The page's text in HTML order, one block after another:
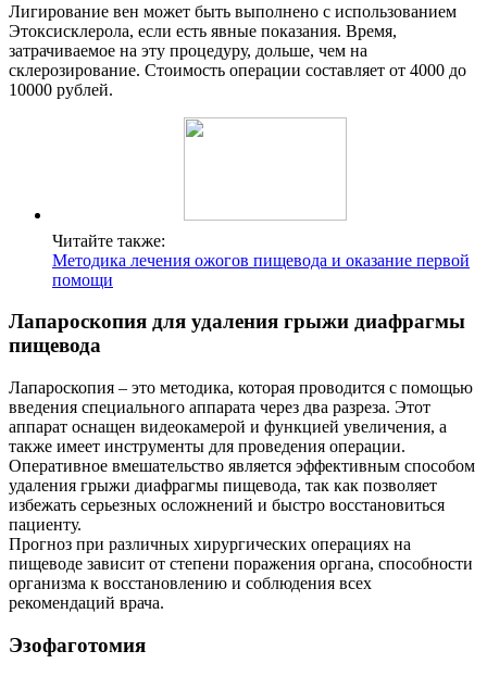
Лигирование вен может быть выполнено с использованием
Этоксисклерола, если есть явные показания. Время,
затрачиваемое на эту процедуру, дольше, чем на
склерозирование. Стоимость операции составляет от 4000 до
10000 рублей.
Читайте также:
Методика лечения ожогов пищевода и оказание первой
помощи
Лапароскопия для удаления грыжи диафрагмы
пищевода
Лапароскопия – это методика, которая проводится с помощью
введения специального аппарата через два разреза. Этот
аппарат оснащен видеокамерой и функцией увеличения, а
также имеет инструменты для проведения операции.
Оперативное вмешательство является эффективным способом
удаления грыжи диафрагмы пищевода, так как позволяет
избежать серьезных осложнений и быстро восстановиться
пациенту.
Прогноз при различных хирургических операциях на
пищеводе зависит от степени поражения органа, способности
организма к восстановлению и соблюдения всех
рекомендаций врача.
Эзофаготомия